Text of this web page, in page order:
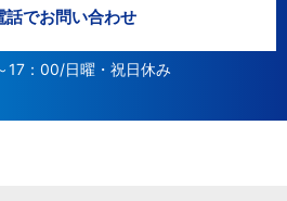
話でお問い合わせ
17：00/日曜・祝日休み